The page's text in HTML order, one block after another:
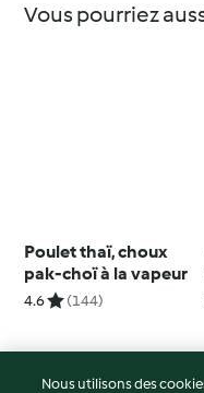
Vous pourriez
Poulet thaï, choux
pak-choï à la vapeur
4.6 (144)
Nous utilisons des